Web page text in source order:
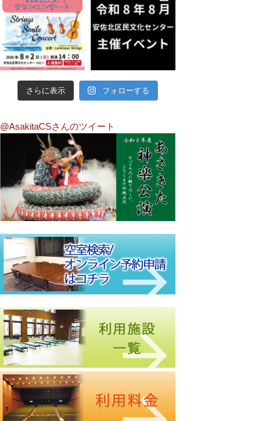
さらに表示 フォローする
@AsakitaCSさんのツイート